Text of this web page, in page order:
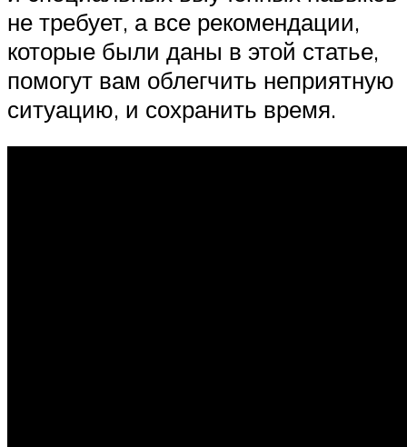
не требует, а все рекомендации,
которые были даны в этой статье,
помогут вам облегчить неприятную
ситуацию, и сохранить время.